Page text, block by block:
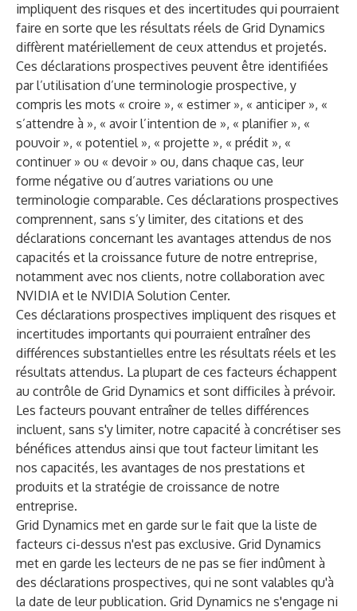
impliquent des risques et des incertitudes qui pourraient
faire en sorte que les résultats réels de Grid Dynamics
diffèrent matériellement de ceux attendus et projetés.
Ces déclarations prospectives peuvent être identifiées
par l’utilisation d’une terminologie prospective, y
compris les mots « croire », « estimer », « anticiper », «
s’attendre à », « avoir l’intention de », « planifier », «
pouvoir », « potentiel », « projette », « prédit », «
continuer » ou « devoir » ou, dans chaque cas, leur
forme négative ou d’autres variations ou une
terminologie comparable. Ces déclarations prospectives
comprennent, sans s’y limiter, des citations et des
déclarations concernant les avantages attendus de nos
capacités et la croissance future de notre entreprise,
notamment avec nos clients, notre collaboration avec
NVIDIA et le NVIDIA Solution Center.
Ces déclarations prospectives impliquent des risques et
incertitudes importants qui pourraient entraîner des
différences substantielles entre les résultats réels et les
résultats attendus. La plupart de ces facteurs échappent
au contrôle de Grid Dynamics et sont difficiles à prévoir.
Les facteurs pouvant entraîner de telles différences
incluent, sans s'y limiter, notre capacité à concrétiser ses
bénéfices attendus ainsi que tout facteur limitant les
nos capacités, les avantages de nos prestations et
produits et la stratégie de croissance de notre
entreprise.
Grid Dynamics met en garde sur le fait que la liste de
facteurs ci-dessus n'est pas exclusive. Grid Dynamics
met en garde les lecteurs de ne pas se fier indûment à
des déclarations prospectives, qui ne sont valables qu'à
la date de leur publication. Grid Dynamics ne s'engage ni